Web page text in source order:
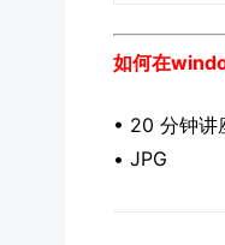
如何在
• 20 分钟讲
• JPG